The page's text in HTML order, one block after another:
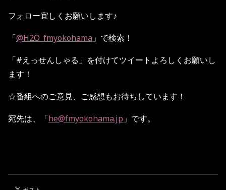
フォロー宜しくお願いします♪
「@H2O_fmyokohama 」で検索！
「#えっせんしゃる」を付けてツイートよろしくお願いし
ます！
☆番組へのご意見、ご感想もお待ちしています！
宛先は、「he@fmyokohama.jp 」です。